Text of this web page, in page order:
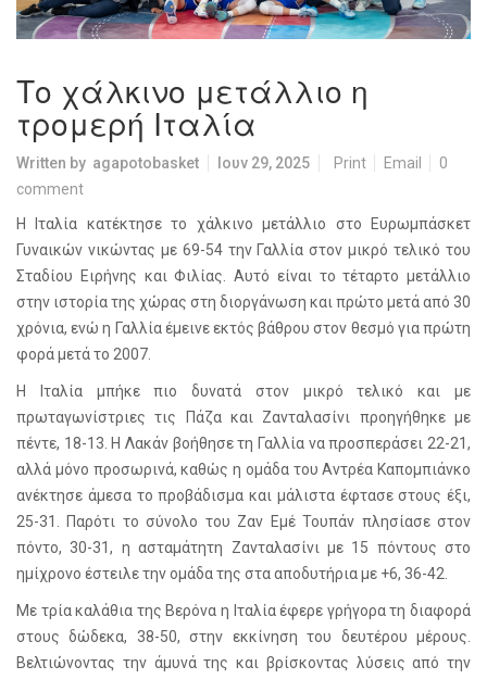
Tο χάλκινο μετάλλιο η
τρομερή Ιταλία
Written by agapotobasket Ιουν 29, 2025 Print Email
0
comment
Η Ιταλία κατέκτησε το χάλκινο μετάλλιο στο Ευρωμπάσκετ
Γυναικών νικώντας με 69-54 την Γαλλία στον μικρό τελικό του
Σταδίου Ειρήνης και Φιλίας. Αυτό είναι το τέταρτο μετάλλιο
στην ιστορία της χώρας στη διοργάνωση και πρώτο μετά από 30
χρόνια, ενώ η Γαλλία έμεινε εκτός βάθρου στον θεσμό για πρώτη
φορά μετά το 2007.
Η Ιταλία μπήκε πιο δυνατά στον μικρό τελικό και με
πρωταγωνίστριες τις Πάζα και Ζανταλασίνι προηγήθηκε με
πέντε, 18-13. Η Λακάν βοήθησε τη Γαλλία να προσπεράσει 22-21,
αλλά μόνο προσωρινά, καθώς η ομάδα του Αντρέα Καπομπιάνκο
ανέκτησε άμεσα το προβάδισμα και μάλιστα έφτασε στους έξι,
25-31. Παρότι το σύνολο του Ζαν Εμέ Τουπάν πλησίασε στον
πόντο, 30-31, η ασταμάτητη Ζανταλασίνι με 15 πόντους στο
ημίχρονο έστειλε την ομάδα της στα αποδυτήρια με +6, 36-42.
Με τρία καλάθια της Βερόνα η Ιταλία έφερε γρήγορα τη διαφορά
στους δώδεκα, 38-50, στην εκκίνηση του δευτέρου μέρους.
Βελτιώνοντας την άμυνά της και βρίσκοντας λύσεις από την